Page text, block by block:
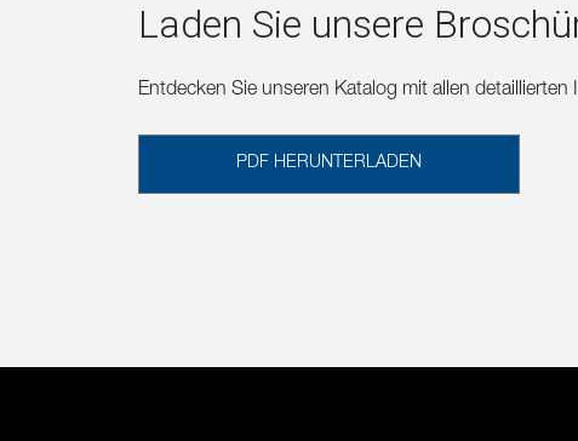
Laden Sie unsere
Entdecken Sie unseren Katalog mit allen
PDF HERUNTERLADEN